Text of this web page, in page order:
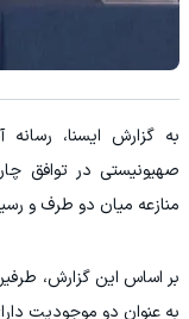
به گزارش ایسنا،
صهیونیستی در توافق
منازعه میان دو طرف و
بر اساس این گزارش،
به عنوان دو موجودیت